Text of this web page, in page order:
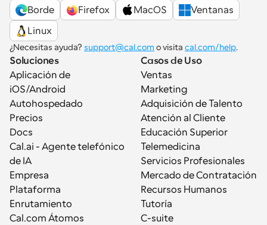
Borde
Firefox MacOS
Ventanas
Linux
¿Necesitas ayuda? support@cal.com o visita cal.com/help.
Soluciones
Aplicación de
iOS/Android
Autohospedado
Precios
Docs
Cal.ai - Agente telefónico
de IA
Empresa
Plataforma
Enrutamiento
Cal.com Átomos
Casos de Uso
Ventas
Marketing
Adquisición de Talento
Atención al Cliente
Educación Superior
Telemedicina
Servicios Profesionales
Mercado de Contratación
Recursos Humanos
Tutoría
C-suite